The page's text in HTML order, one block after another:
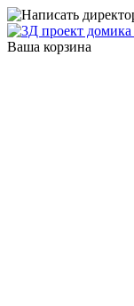
Ваша корзина